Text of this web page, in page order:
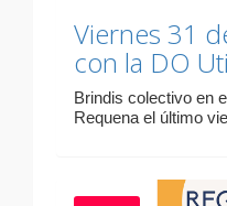
Viernes 31
con la DO
Brindis colectivo en
Requena el último